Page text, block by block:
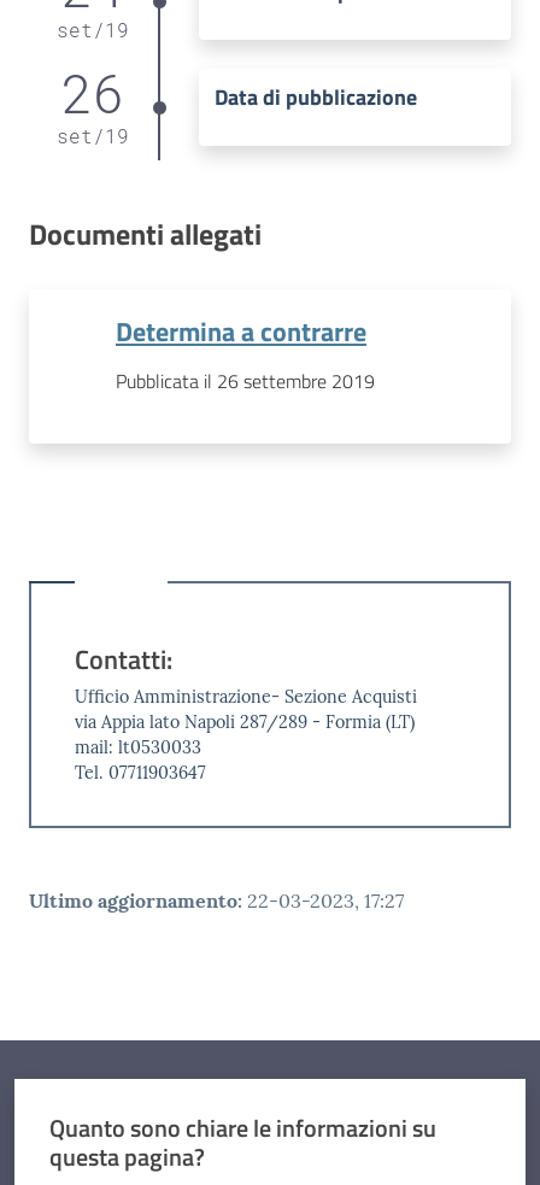
set /19
26
set /19
Data di pubblicazione
Documenti allegati
Determina a contrarre
Pubblicata il 26 settembre 2019
Contatti:
Ufficio Amministrazione- Sezione Acquisti
via Appia lato Napoli 287/289 - Formia (LT)
mail: lt0530033
Tel. 07711903647
Ultimo aggiornamento: 22-03-2023, 17:27
Quanto sono chiare le informazioni su
questa pagina?